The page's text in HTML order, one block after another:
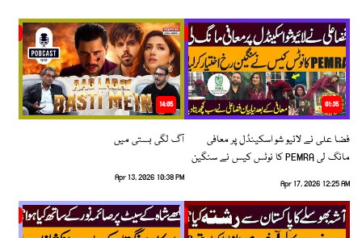
01:35
فضا علی نے لائیو شو اسکینڈل پر معافی
مانگ لی PEMRA کا نوٹس کیس نے سنگین
Apr 17, 2026 12:25 AM
14:05
آگ لگی بستی میں
Apr 13, 2026 10:38 PM